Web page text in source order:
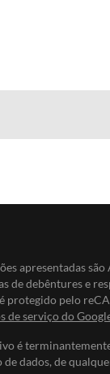
apresentadas
de debêntures e
protegido pelo
de serviço do
é
dados, de